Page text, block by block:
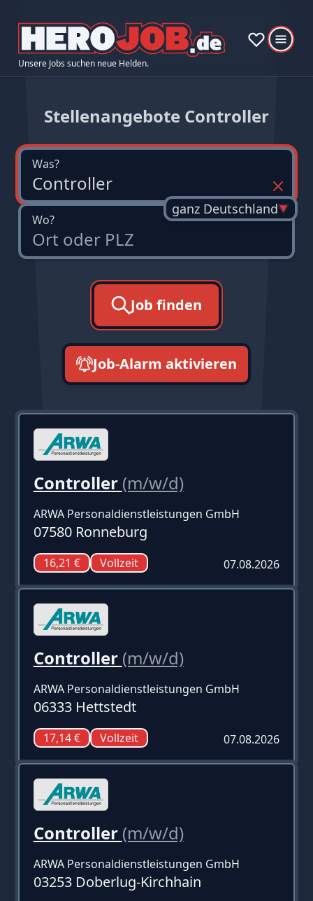
Unsere Jobs suchen neue Helden.
Stellenangebote Controller
Was?
Wo?
ganz Deutschland
Job finden
Job-Alarm aktivieren
Controller (m/w/d)
ARWA Personaldienstleistungen GmbH
07580 Ronneburg
16,21 € Vollzeit 07.08.2026
Controller (m/w/d)
ARWA Personaldienstleistungen GmbH
06333 Hettstedt
17,14 € Vollzeit 07.08.2026
Controller (m/w/d)
ARWA Personaldienstleistungen GmbH
03253 Doberlug-Kirchhain